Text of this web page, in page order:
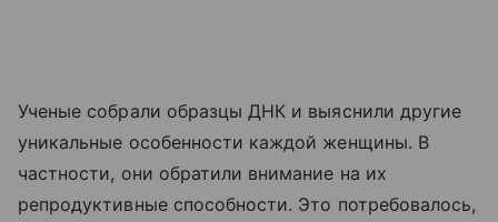
Ученые собрали образцы ДНК и выяснили другие
уникальные особенности каждой женщины. В
частности, они обратили внимание на их
репродуктивные способности. Это потребовалось,